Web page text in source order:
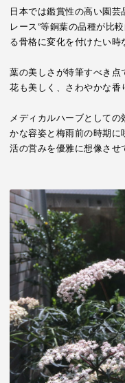
日本では鑑賞性の高い園芸
レース”等銅葉の品種が比
る骨格に変化を付けたい時
葉の美しさが特筆すべき点
花も美しく、さわやかな香
メディカルハーブとして
かな容姿と梅雨前の時期に
活の営みを優雅に想像させ